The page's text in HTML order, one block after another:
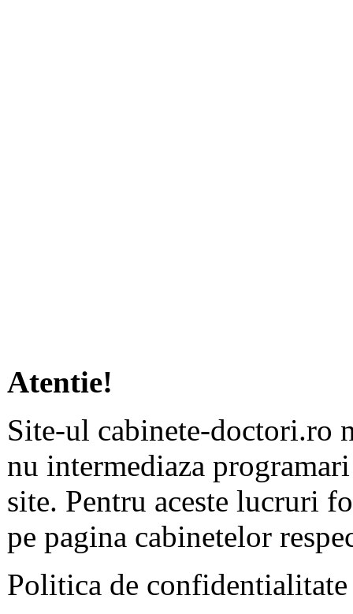
Atentie!
Site-ul cabinete-doctori.ro
nu intermediaza
site. Pentru aceste lucruri
pe pagina cabinetelor
Politica de confidentialitate